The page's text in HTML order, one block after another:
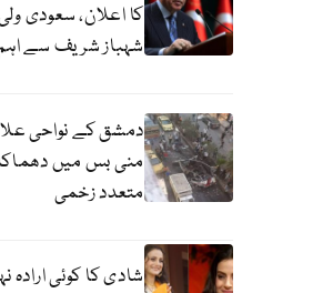
کا اعلان، سعودی
شہباز شریف سے
دمشق کے نواحی
متعدد زخمی
شادی کا کوئی ارادہ